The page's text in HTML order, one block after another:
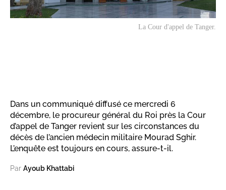
La Cour d'appel de Tanger.
Dans un communiqué diffusé ce mercredi 6
décembre, le procureur général du Roi près la Cour
d’appel de Tanger revient sur les circonstances du
décès de l’ancien médecin militaire Mourad Sghir.
L’enquête est toujours en cours, assure-t-il.
Par Ayoub Khattabi